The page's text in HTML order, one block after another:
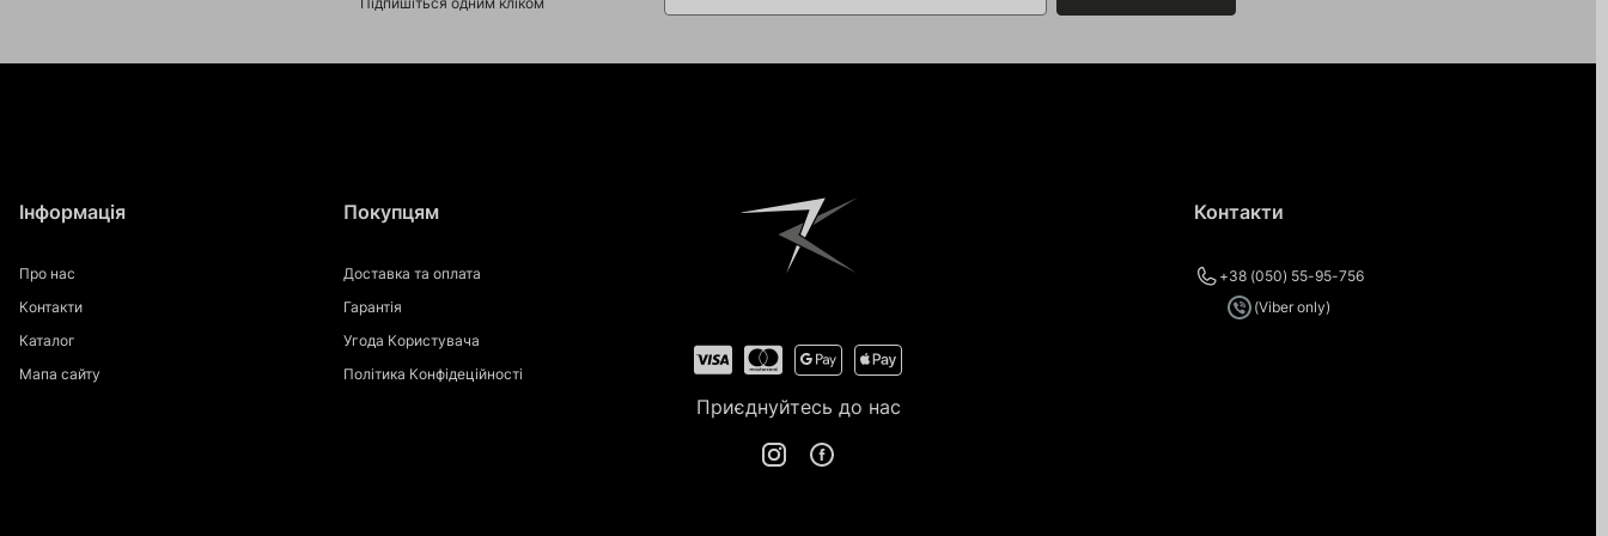
Приєднуйтесь до нас
Інформація
Про нас
Контакти
Каталог
Мапа сайту
Покупцям
Доставка та оплата
Гарантія
Угода Користувача
Політика Конфідеційності
Контакти
+38 (050) 55-95-756
(Viber only)